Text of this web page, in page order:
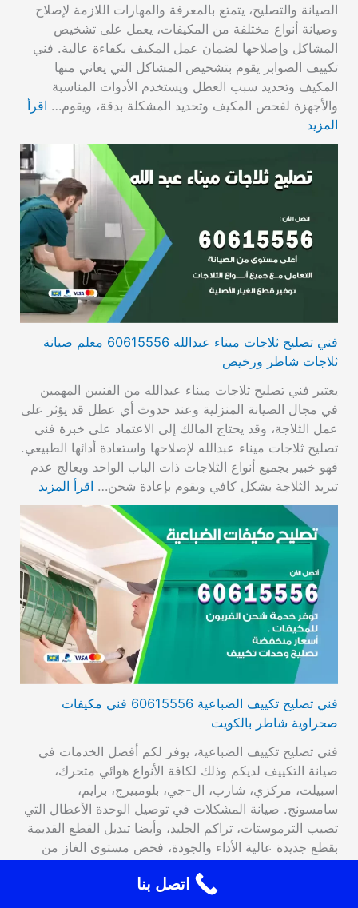
الصيانة والتصليح، يتمتع بالمعرفة والمهارات اللازمة لإصلاح
وصيانة أنواع مختلفة من المكيفات، يعمل على تشخيص
المشاكل وإصلاحها لضمان عمل المكيف بكفاءة عالية. فني
تكييف الصوابر يقوم بتشخيص المشاكل التي يعاني منها
المكيف وتحديد سبب العطل ويستخدم الأدوات المناسبة
والأجهزة لفحص المكيف وتحديد المشكلة بدقة، ويقوم… اقرأ
المزيد
فني تصليح ثلاجات ميناء عبدالله 60615556 معلم صيانة
ثلاجات شاطر ورخيص
يعتبر فني تصليح ثلاجات ميناء عبدالله من الفنيين المهمين
في مجال الصيانة المنزلية وعند حدوث أي عطل قد يؤثر على
عمل الثلاجة، وقد يحتاج المالك إلى الاعتماد على خبرة فني
تصليح ثلاجات ميناء عبدالله لإصلاحها واستعادة أدائها الطبيعي.
فهو خبير بجميع أنواع الثلاجات ذات الباب الواحد ويعالج عدم
تبريد الثلاجة بشكل كافي ويقوم بإعادة شحن… اقرأ المزيد
فني تصليح تكييف الضباعية 60615556 فني مكيفات
صحراوية شاطر بالكويت
فني تصليح تكييف الضباعية، يوفر لكم أفضل الخدمات في
صيانة التكييف لديكم وذلك لكافة الأنواع هوائي متحرك،
اسبيلت، مركزي، شارب، ال-جي، بلومبيرج، برايم،
سامسونج. صيانة المشكلات في توصيل الوحدة الأعطال التي
تصيب الترموستات، تراكم الجليد، وأيضا تبديل القطع القديمة
بقطع جديدة عالية الأداء والجودة، فحص مستوى الغاز من
اتصل بنا